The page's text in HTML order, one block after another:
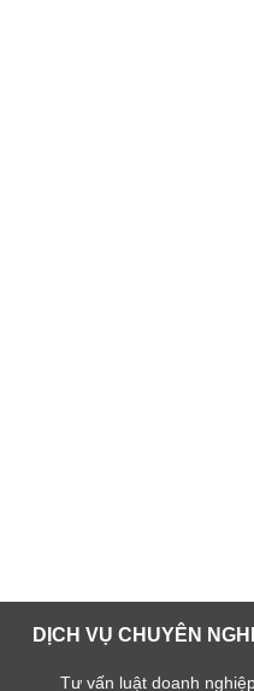
DỊCH VỤ CHUYÊN
Tư vấn luật doanh